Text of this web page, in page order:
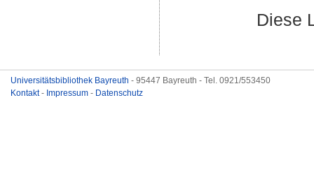
Diese
Universitätsbibliothek Bayreuth - 95447 Bayreuth - Tel. 0921/553450
Kontakt- Impressum - Datenschutz